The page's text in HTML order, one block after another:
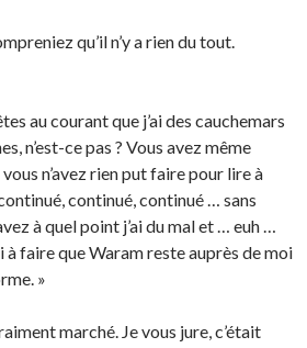
qu’il n’y a rien du tout.
au courant que j’ai des cauchemars
n’est-ce pas ? Vous avez même
n’avez rien put faire pour lire à
continué, continué … sans
à quel point j’ai du mal et … euh …
à faire que Waram reste auprès de moi
»
marché. Je vous jure, c’était